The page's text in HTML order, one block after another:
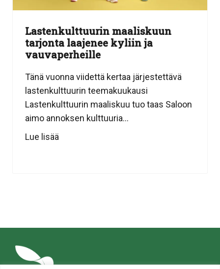
Lastenkulttuurin maaliskuun
tarjonta laajenee kyliin ja
vauvaperheille
Tänä vuonna viidettä kertaa järjestettävä
lastenkulttuurin teemakuukausi
Lastenkulttuurin maaliskuu tuo taas Saloon
aimo annoksen kulttuuria...
Lue lisää